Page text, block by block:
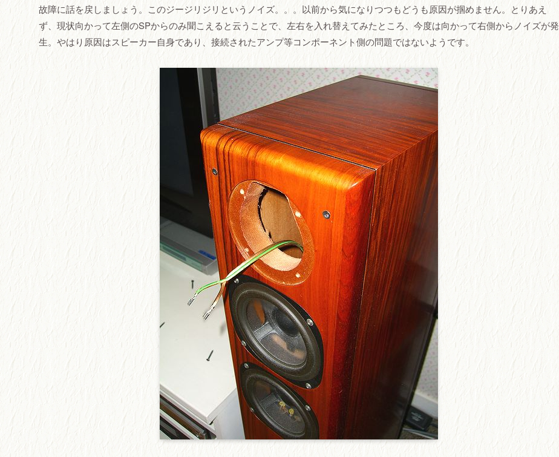
故障に話を戻しましょう。このジージリジリというノイズ。。。以前から気になりつつもどうも原因が掴めません。とりあえ
ず、現状向かって左側のSPからのみ聞こえると云うことで、左右を入れ替えてみたところ、今度は向かって右側からノイズが発
生。やはり原因はスピーカー自身であり、接続されたアンプ等コンポーネント側の問題ではないようです。